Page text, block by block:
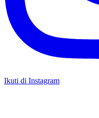
Ikuti di Instagram